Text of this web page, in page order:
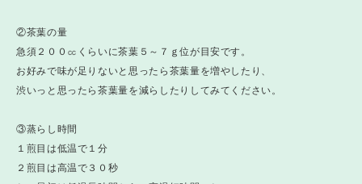
②茶葉の量
急須２００㏄くらいに茶葉５～７ｇ位が目安です。
お好みで味が足りないと思ったら茶葉量を増やしたり、
渋いっと思ったら茶葉量を減らしたりしてみてください。
③蒸らし時間
１煎目は低温で１分
２煎目は高温で３０秒